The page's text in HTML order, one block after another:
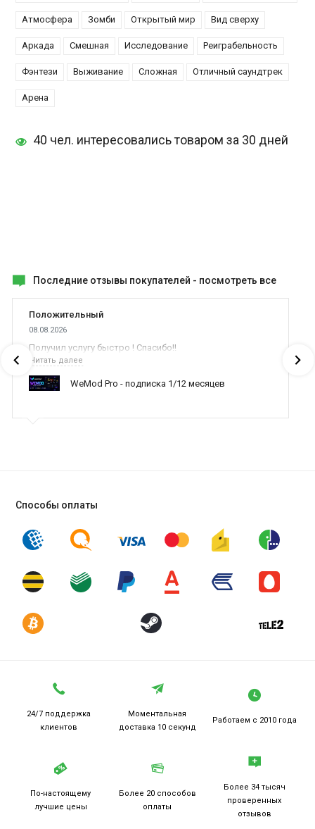
героем. Симпатичный мультяшный стиль игры будет радовать
устал играть в псевдореалистическом RPG. Погрузитесь в этот
удивительный мир прямо сейчас.
Атмосфера Зомби Открытый мир Вид сверху
Аркада Смешная Исследование Реиграбельность
Фэнтези Выживание Сложная Отличный саундтрек
Арена
40 чел. интересовались товаром за 30 дней
Последние отзывы покупателей - посмотреть все
Положительный
08.08.2026
Получил услугу быстро ! Спасибо!!
Читать далее
WeMod Pro - подписка 1/12 месяцев
Способы оплаты
24/7 поддержка
клиентов
Моментальная
доставка 10 секунд
Работаем с 2010 года
По-настоящему
лучшие цены
Более 20 способов
оплаты
Более 34 тысяч
проверенных
отзывов